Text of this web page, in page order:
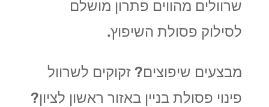
שרוולים מהווים פתרון מושלם
לסילוק פסולת השיפוץ.
מבצעים שיפוצים? זקוקים לשרוול
פינוי פסולת בניין באזור ראשון לציון?